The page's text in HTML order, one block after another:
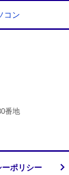
コン
番地
ポリシー